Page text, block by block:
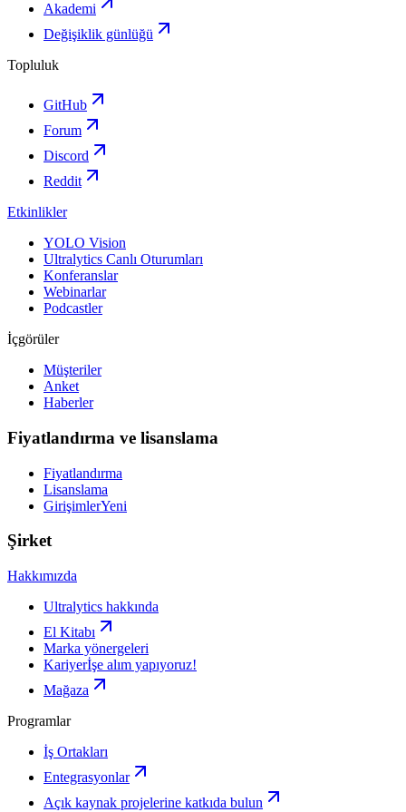
Akademi
Değişiklik günlüğü
Topluluk
GitHub
Forum
Discord
Reddit
Etkinlikler
YOLO Vision
Ultralytics Canlı Oturumları
Konferanslar
Webinarlar
Podcastler
İçgörüler
Müşteriler
Anket
Haberler
Fiyatlandırma ve lisanslama
Fiyatlandırma
Lisanslama
GirişimlerYeni
Şirket
Hakkımızda
Ultralytics hakkında
El Kitabı
Marka yönergeleri
Kariyerİşe alım yapıyoruz!
Mağaza
Programlar
İş Ortakları
Entegrasyonlar
Açık kaynak projelerine katkıda bulun